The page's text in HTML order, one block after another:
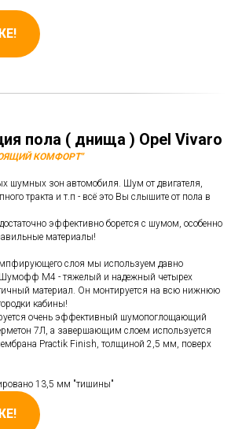
пола ( днища ) Opel Vivaro
КОМФОРТ"
шумных зон автомобиля. Шум от двигателя,
тракта и т.п - всё это Вы слышите от пола в
эффективно борется с шумом, особенно
материалы!
слоя мы используем давно
М4 - тяжелый и надежный четырех
материал. Он монтируется на всю нижнюю
кабины!
очень эффективный шумопоглощающий
7Л, а завершающим слоем используется
Practik Finish, толщиной 2,5 мм, поверх
13,5 мм "тишины"